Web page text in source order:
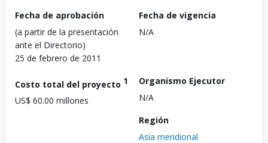
Fecha de aprobación
(a partir de la presentación
ante el Directorio)
25 de febrero de 2011
Fecha de vigencia
N/A
Costo total del proyecto 1
US$ 60.00 millones
Organismo Ejecutor
N/A
Región
Asia meridional